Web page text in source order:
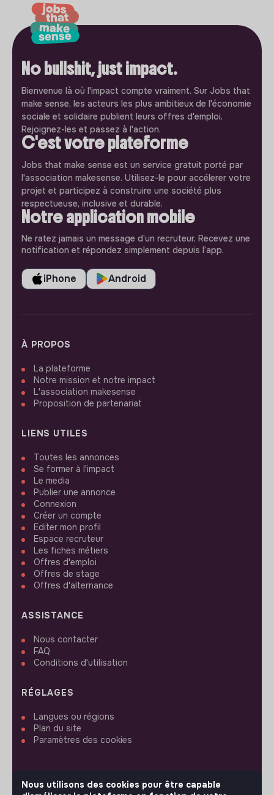
No bullshit, just impact.
Bienvenue là où l'impact compte vraiment. Sur Jobs that
make sense, les acteurs les plus ambitieux de l'économie
sociale et solidaire publient leurs offres d'emploi.
Rejoignez-les et passez à l'action.
C'est votre plateforme
Jobs that make sense est un service gratuit porté par
l'association makesense. Utilisez-le pour accélerer votre
projet et participez à construire une société plus
respectueuse, inclusive et durable.
Notre application mobile
Ne ratez jamais un message d’un recruteur. Recevez une
notification et répondez simplement depuis l’app.
iPhone Android
À PROPOS
La plateforme
Notre mission et notre impact
L'association makesense
Proposition de partenariat
LIENS UTILES
Toutes les annonces
Se former à l'impact
Le media
Publier une annonce
Connexion
Créer un compte
Editer mon profil
Espace recruteur
Les fiches métiers
Offres d'emploi
Offres de stage
Offres d'alternance
ASSISTANCE
Nous contacter
FAQ
Conditions d'utilisation
RÉGLAGES
Langues ou régions
Plan du site
Paramètres des cookies
Nous utilisons des cookies pour être capable